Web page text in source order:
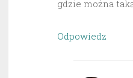
gdzie można
Odpowiedz